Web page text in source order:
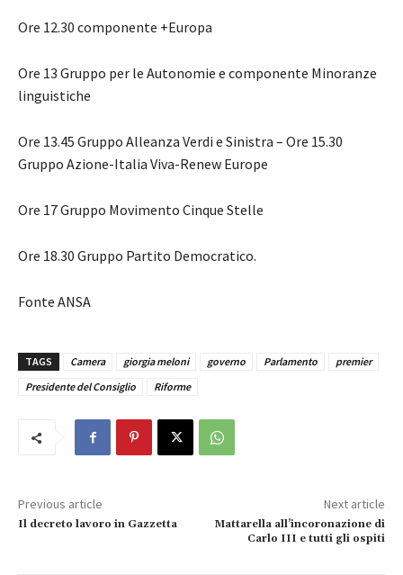
Ore 12.30 componente +Europa
Ore 13 Gruppo per le Autonomie e componente Minoranze
linguistiche
Ore 13.45 Gruppo Alleanza Verdi e Sinistra – Ore 15.30
Gruppo Azione-Italia Viva-Renew Europe
Ore 17 Gruppo Movimento Cinque Stelle
Ore 18.30 Gruppo Partito Democratico.
Fonte ANSA
TAGS Camera giorgia meloni governo Parlamento
premier
Presidente del Consiglio
Riforme
Previous article
Il decreto lavoro in Gazzetta
Next article
Mattarella all’incoronazione di
Carlo III e tutti gli ospiti